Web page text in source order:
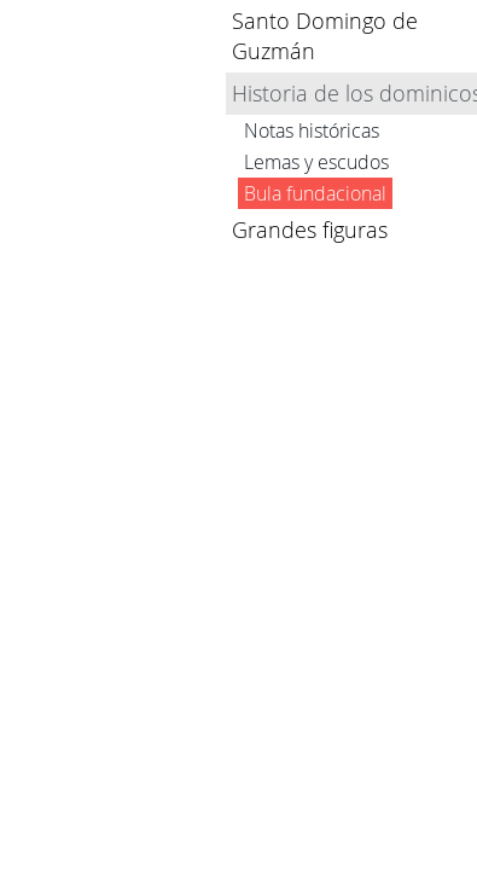
Santo Domingo de
Guzmán
Historia de los
Notas históricas
Lemas y escudos
Bula fundacional
Grandes figuras